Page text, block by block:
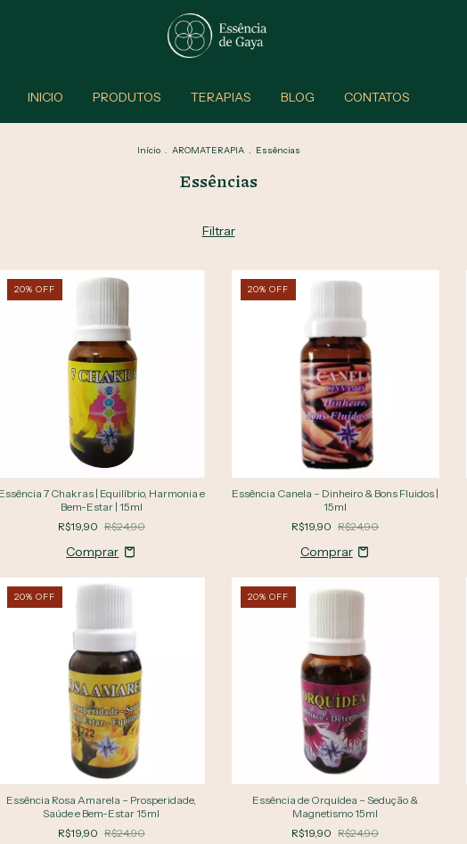
INICIO PRODUTOS TERAPIAS BLOG CONTATOS
Início . AROMATERAPIA . Essências
Essências
Filtrar
20% OFF
Essência 7 Chakras | Equilíbrio, Harmonia e
Bem-Estar | 15ml
R$19,90 R$24,90
20% OFF
Essência Canela – Dinheiro & Bons Fluidos |
15ml
R$19,90 R$24,90
20% OFF
Essência Rosa Amarela – Prosperidade,
Saúde e Bem-Estar 15ml
R$19,90 R$24,90
20% OFF
Essência de Orquídea – Sedução &
Magnetismo 15ml
R$19,90 R$24,90